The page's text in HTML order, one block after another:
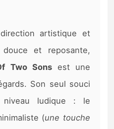
artistique et
et reposante,
Two Sonsest une
Son seul souci
ludique : le
(une touche